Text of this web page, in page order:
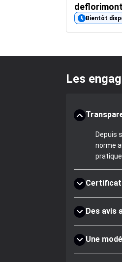
Bientôt
Les
Depuis
norme
Des avis
Une